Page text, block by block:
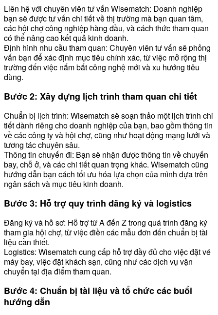
Liên hệ với chuyên viên tư vấn Wisematch: Doanh nghiệp
bạn sẽ được tư vấn chi tiết về thị trường mà bạn quan tâm,
các hội chợ công nghiệp hàng đầu, và cách thức tham quan
có thể nâng cao kết quả kinh doanh.
Định hình nhu cầu tham quan: Chuyên viên tư vấn sẽ phỏng
vấn bạn để xác định mục tiêu chính xác, từ việc mở rộng thị
trường đến việc nắm bắt công nghệ mới và xu hướng tiêu
dùng.
Bước 2: Xây dựng lịch trình tham quan chi tiết
Chuẩn bị lịch trình: Wisematch sẽ soạn thảo một lịch trình chi
tiết dành riêng cho doanh nghiệp của bạn, bao gồm thông tin
về các công ty và hội chợ, cũng như hoạt động mạng lưới và
tương tác chuyên sâu.
Thông tin chuyến đi: Bạn sẽ nhận được thông tin về chuyến
bay, chỗ ở, và các chi tiết quan trọng khác. Wisematch cũng
hướng dẫn bạn cách tối ưu hóa lựa chọn của mình dựa trên
ngân sách và mục tiêu kinh doanh.
Bước 3: Hỗ trợ quy trình đăng ký và logistics
Đăng ký và hồ sơ: Hỗ trợ từ A đến Z trong quá trình đăng ký
tham gia hội chợ, từ việc điền các mẫu đơn đến chuẩn bị tài
liệu cần thiết.
Logistics: Wisematch cung cấp hỗ trợ đầy đủ cho việc đặt vé
máy bay, việc đặt khách sạn, cũng như các dịch vụ vận
chuyển tại địa điểm tham quan.
Bước 4: Chuẩn bị tài liệu và tổ chức các buổi
hướng dẫn